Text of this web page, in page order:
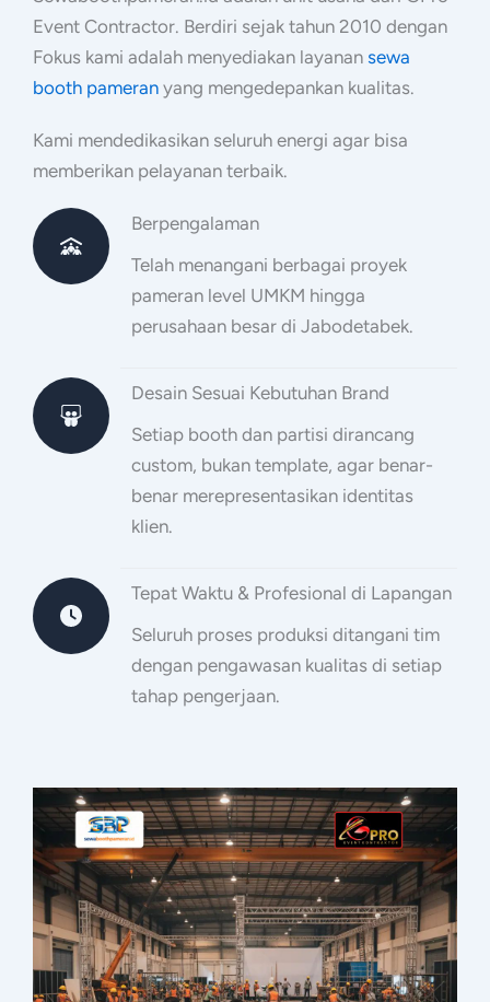
Event Contractor. Berdiri sejak tahun 2010 dengan
Fokus kami adalah menyediakan layanan sewa
booth pameran yang mengedepankan kualitas.
Kami mendedikasikan seluruh energi agar bisa
memberikan pelayanan terbaik.
Berpengalaman
Telah menangani berbagai proyek
pameran level UMKM hingga
perusahaan besar di Jabodetabek.
Desain Sesuai Kebutuhan Brand
Setiap booth dan partisi dirancang
custom, bukan template, agar benar-
benar merepresentasikan identitas
klien.
Tepat Waktu & Profesional di Lapangan
Seluruh proses produksi ditangani tim
dengan pengawasan kualitas di setiap
tahap pengerjaan.